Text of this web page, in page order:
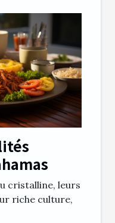
cristalline, leurs
riche culture,